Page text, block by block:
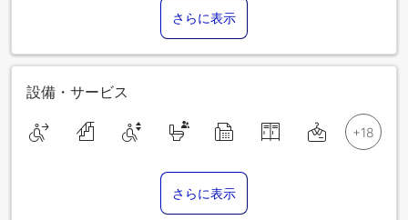
さらに表示
設備・サービス
さらに表示